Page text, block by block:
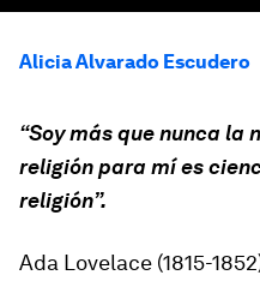
Alicia Alvarado Escudero
“Soy más que nunca la
religión para mí es
religión”.
Ada Lovelace (1815-